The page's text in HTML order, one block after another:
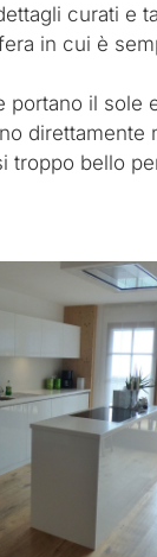
curati e
in cui è
portano il sole
direttamente
troppo bello